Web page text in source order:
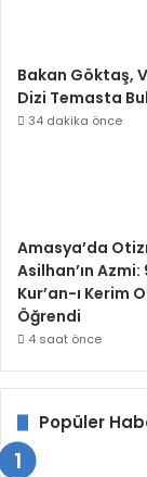
Bakan Göktaş,
Dizi Temasta
34 dakika önce
Amasya’da
Asilhan’ın Azmi:
Kur’an-ı Kerim
Öğrendi
4 saat önce
Popüler